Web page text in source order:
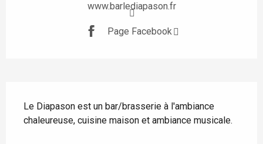
www.barlediapason.fr
Page Facebook
Le Diapason est un bar/brasserie à l'ambiance
chaleureuse, cuisine maison et ambiance musicale.